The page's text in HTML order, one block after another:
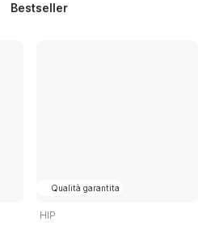
Bestseller
Qualità garantita
HIP